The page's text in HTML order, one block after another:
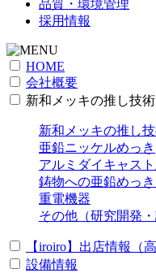
品質・環境管理
採用情報
HOME
会社概要
新和メッキの推し技術
新和メッキの推し
亜鉛ニッケルめっき
アルミダイキャス
鋳物への亜鉛めっ
重電機器
その他（研究開発・
【iroiro】出店情報（
設備情報